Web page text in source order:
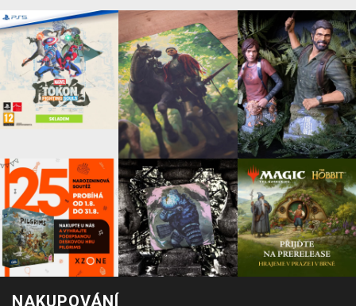
NAKUPOVÁNÍ